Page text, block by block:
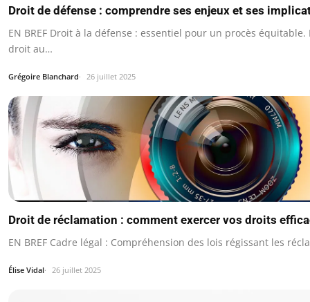
Droit de défense : comprendre ses enjeux et ses
EN BREF Droit à la défense : essentiel pour un procès
droit au…
Grégoire Blanchard 26 juillet 2025
Droit de réclamation : comment exercer vos droits
EN BREF Cadre légal : Compréhension des lois régissant les
Élise Vidal 26 juillet 2025